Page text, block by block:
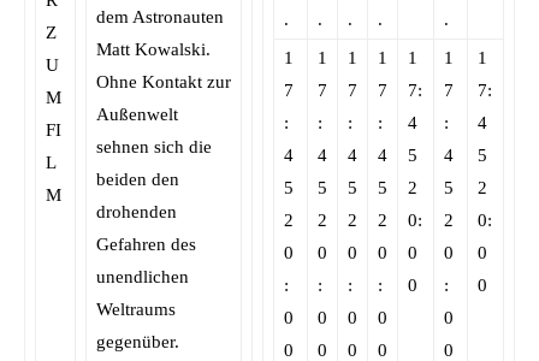
. . . .
.
1
7
:
4
5
2
0
:
0
0
1
7
:
4
5
2
0
:
0
0
1
7
:
4
5
2
0
:
0
0
1
7
:
4
5
2
0
:
0
0
1
7:
4
5
2
0:
0
0
1
7
:
4
5
2
0
:
0
0
1
7:
4
5
2
0:
0
0
dem Astronauten
Matt Kowalski.
Ohne Kontakt zur
Außenwelt
sehnen sich die
beiden den
drohenden
Gefahren des
unendlichen
Weltraums
gegenüber.